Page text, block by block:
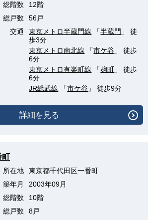
総階数
12階
総戸数
56戸
交通
東京メトロ半蔵門線 「半蔵門 」 徒
歩3分
東京メトロ南北線 「市ケ谷 」 徒歩
6分
東京メトロ有楽町線 「麹町 」 徒歩
6分
JR総武線 「市ケ谷 」 徒歩9分
詳細を見る
町
所在地
東京都千代田区一番町
築年月
2003年09月
総階数
10階
総戸数
8戸